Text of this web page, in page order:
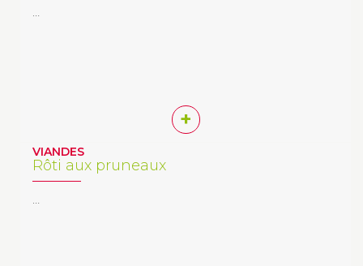
…
+
VIANDES
Rôti aux pruneaux
…